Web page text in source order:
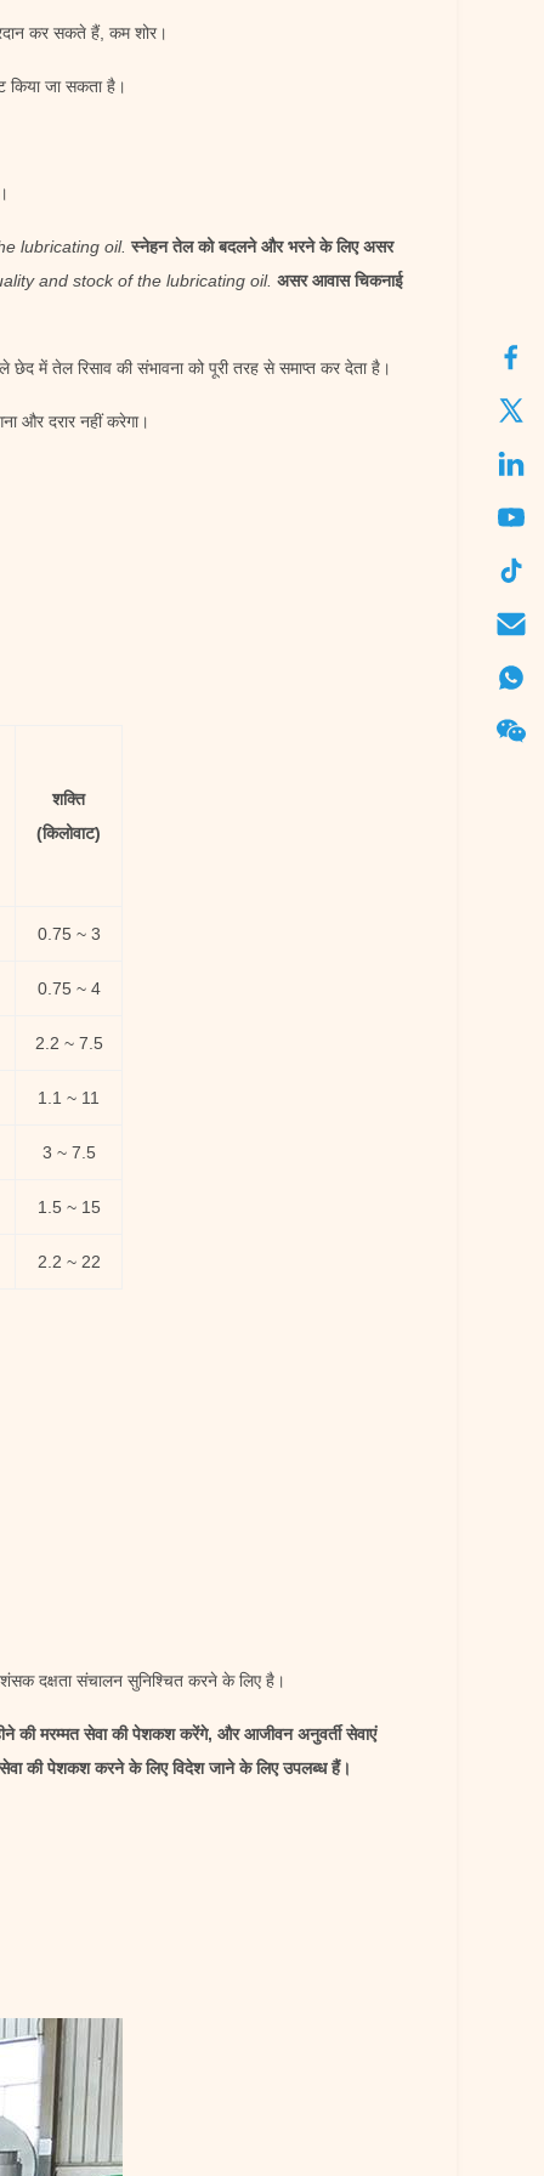
कर सकते हैं, कम शोर।
जा सकता है।
lubricating oil. स्नेहन तेल को बदलने और भरने के लिए असर
and stock of the lubricating oil. असर आवास चिकनाई
में तेल रिसाव की संभावना को पूरी तरह से समाप्त कर देता है।
और दरार नहीं करेगा।
शक्ति
(किलोवाट)
0.75 ~ 3
0.75 ~ 4
2.2 ~ 7.5
1.1 ~ 11
3 ~ 7.5
1.5 ~ 15
2.2 ~ 22
दक्षता संचालन सुनिश्चित करने के लिए है।
की मरम्मत सेवा की पेशकश करेंगे, और आजीवन अनुवर्ती सेवाएं
सेवा की पेशकश करने के लिए विदेश जाने के लिए उपलब्ध हैं।